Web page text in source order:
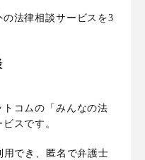
法律相談サービスを3
コムの「みんなの法
スです。
用でき、匿名で弁護士